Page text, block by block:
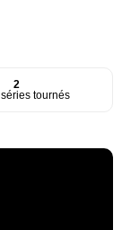
2
tournés